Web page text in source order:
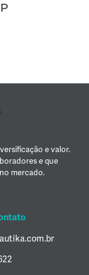
e valor.
e que
mercado.